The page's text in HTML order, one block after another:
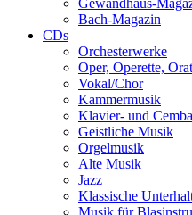
Gewandhaus-
Bach-Magazin
CDs
Orchesterwerke
Oper, Operette,
Vokal/Chor
Kammermusik
Klavier- und
Geistliche Musik
Orgelmusik
Alte Musik
Jazz
Klassische
Musik für